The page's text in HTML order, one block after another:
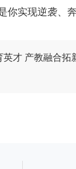
你实现逆袭、
英才 产教融合